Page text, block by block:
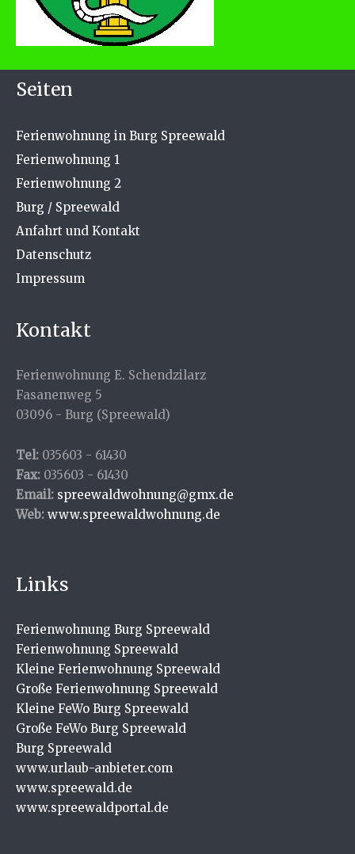
Seiten
Ferienwohnung in Burg Spreewald
Ferienwohnung 1
Ferienwohnung 2
Burg / Spreewald
Anfahrt und Kontakt
Datenschutz
Impressum
Kontakt
Ferienwohnung E. Schendzilarz
Fasanenweg 5
03096 - Burg (Spreewald)
Tel: 035603 - 61430
Fax: 035603 - 61430
Email: spreewaldwohnung@gmx.de
Web: www.spreewaldwohnung.de
Links
Ferienwohnung Burg Spreewald
Ferienwohnung Spreewald
Kleine Ferienwohnung Spreewald
Große Ferienwohnung Spreewald
Kleine FeWo Burg Spreewald
Große FeWo Burg Spreewald
Burg Spreewald
www.urlaub-anbieter.com
www.spreewald.de
www.spreewaldportal.de